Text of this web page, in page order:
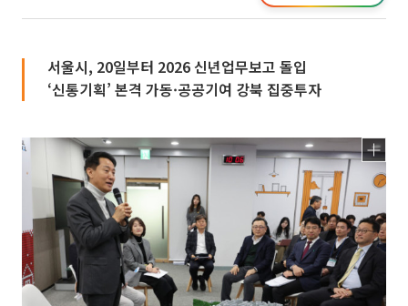
서울시, 20일부터 2026 신년업무보고 돌입
‘신통기획’ 본격 가동·공공기여 강북 집중투자